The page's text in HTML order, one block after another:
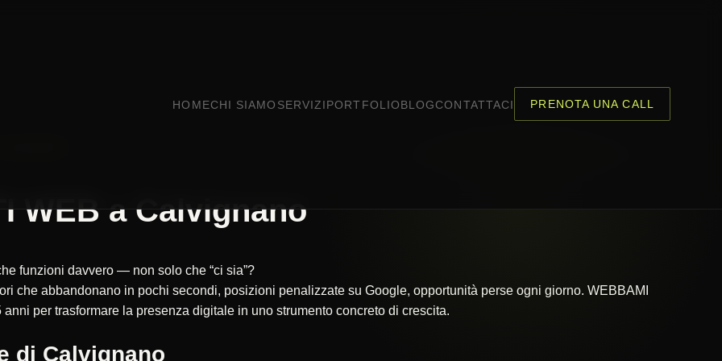
HOMECHI SIAMO SERVIZI PORTFOLIO BLOGCONTATTACI PRENOTA UNA CALL
WEB a Calvignano
funzioni davvero — non solo che “ci sia”?
che abbandonano in pochi secondi, posizioni penalizzate su Google, opportunità perse ogni giorno. WEBBAMI
per trasformare la presenza digitale in uno strumento concreto di crescita.
di Calvignano